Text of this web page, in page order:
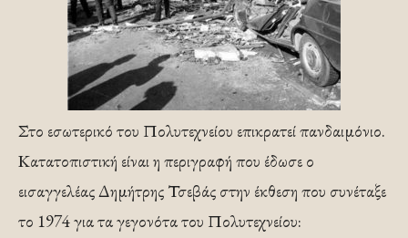
Στο εσωτερικό του Πολυτεχνείου επικρατεί πανδαιμόνιο.
Κατατοπιστική είναι η περιγραφή που έδωσε ο
εισαγγελέας Δημήτρης Τσεβάς στην έκθεση που συνέταξε
το 1974 για τα γεγονότα του Πολυτεχνείου: